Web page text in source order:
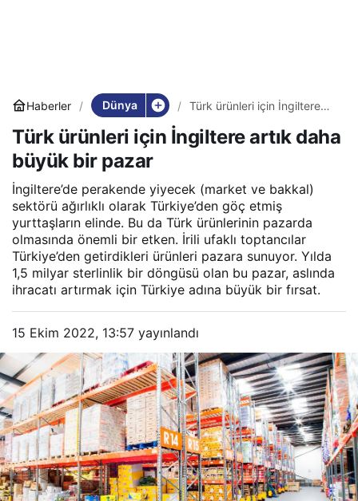
Haberler Dünya
Türk ürünleri için İngiltere
Türk ürünleri için İngiltere artık daha
büyük bir pazar
İngiltere’de perakende yiyecek (market ve bakkal)
sektörü ağırlıklı olarak Türkiye’den göç etmiş
yurttaşların elinde. Bu da Türk ürünlerinin pazarda
olmasında önemli bir etken. İrili ufaklı toptancılar
Türkiye’den getirdikleri ürünleri pazara sunuyor. Yılda
1,5 milyar sterlinlik bir döngüsü olan bu pazar, aslında
ihracatı artırmak için Türkiye adına büyük bir fırsat.
15 Ekim 2022, 13:57 yayınlandı